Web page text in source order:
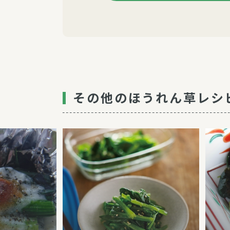
その他のほうれん草レシ